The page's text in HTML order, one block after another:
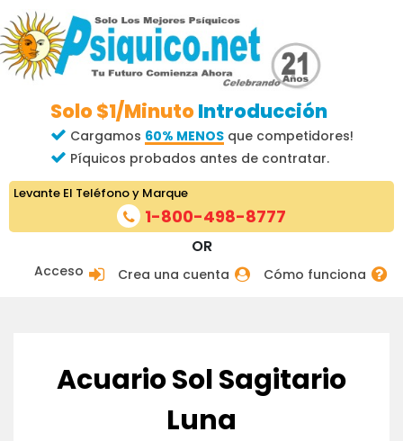
Solo $1/MinutoIntroducción
Cargamos 60% MENOSque competidores!
Píquicos probados antes de contratar.
Acceso Crea una cuenta Cómo funciona
OR
Levante El Teléfono y Marque
1-800-498-8777
Acuario Sol Sagitario
Luna